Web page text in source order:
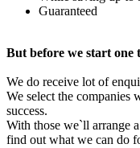
Guaranteed
But before we start one
We do receive lot of
We select the companies
success.
With those we`ll arrange
find out what we can do